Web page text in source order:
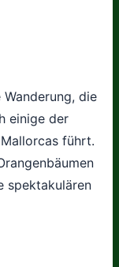
die
einige der
führt.
spektakulären